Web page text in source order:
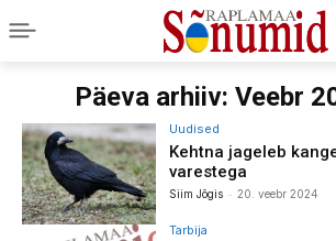
Päeva arhiiv: Veebr
Uudised
Kehtna jageleb
varestega
Siim Jõgis - 20. veebr 2024
Tarbija